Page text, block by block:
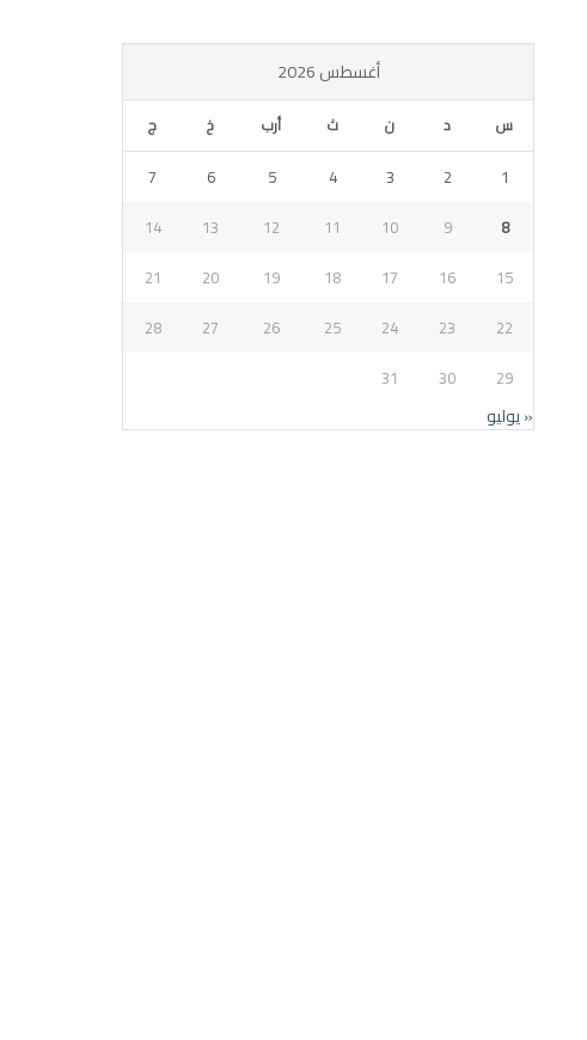
أغسطس 2026
س د ن ث أرب خ ج
1
2
3
4
5
6
7
8
9
10
11
12
13
14
15
16
17
18
19
20
21
22
23
24
25
26
27
28
29
30
31
« يوليو